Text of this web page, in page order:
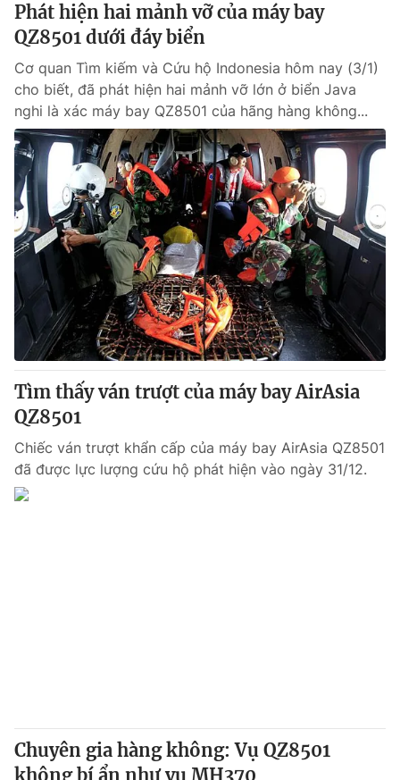
® Cấm sao chép dưới mọi hình thức nếu không có sự chấp
thuận bằng văn bản. Ghi rõ nguồn VTV.vn khi phát hành lại
thông tin từ website này.
Phát hiện hai mảnh vỡ của máy bay
QZ8501 dưới đáy biển
Cơ quan Tìm kiếm và Cứu hộ Indonesia hôm nay (3/1)
cho biết, đã phát hiện hai mảnh vỡ lớn ở biển Java
nghi là xác máy bay QZ8501 của hãng hàng không...
Tìm thấy ván trượt của máy bay AirAsia
QZ8501
Chiếc ván trượt khẩn cấp của máy bay AirAsia QZ8501
đã được lực lượng cứu hộ phát hiện vào ngày 31/12.
Chuyên gia hàng không: Vụ QZ8501
không bí ẩn như vụ MH370